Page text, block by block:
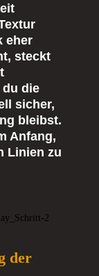
eher
steckt
du die
sicher,
bleibst.
Anfang,
Linien zu
der